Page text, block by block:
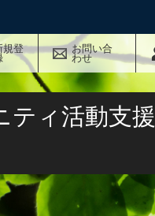
規登
お問い合
わせ
ティ活動支